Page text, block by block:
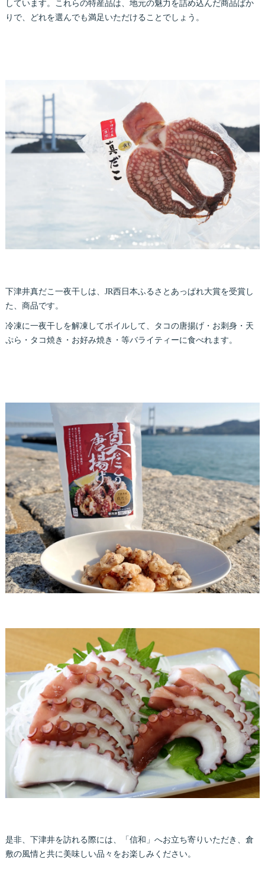
しています。これらの特産品は、地元の魅力を詰め込んだ商品ばか
りで、どれを選んでも満足いただけることでしょう。
下津井真だこ一夜干しは、JR西日本ふるさとあっぱれ大賞を受賞し
た、商品です。
冷凍に一夜干しを解凍してボイルして、タコの唐揚げ・お刺身・天
ぷら・タコ焼き・お好み焼き・等バライティーに食べれます。
是非、下津井を訪れる際には、「信和」へお立ち寄りいただき、倉
敷の風情と共に美味しい品々をお楽しみください。